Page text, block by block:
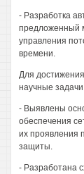
- Разработка
предложенный
управления
времени.
Для
научные
- Выявлены
обеспечения
их проявления
защиты.
- Разработана